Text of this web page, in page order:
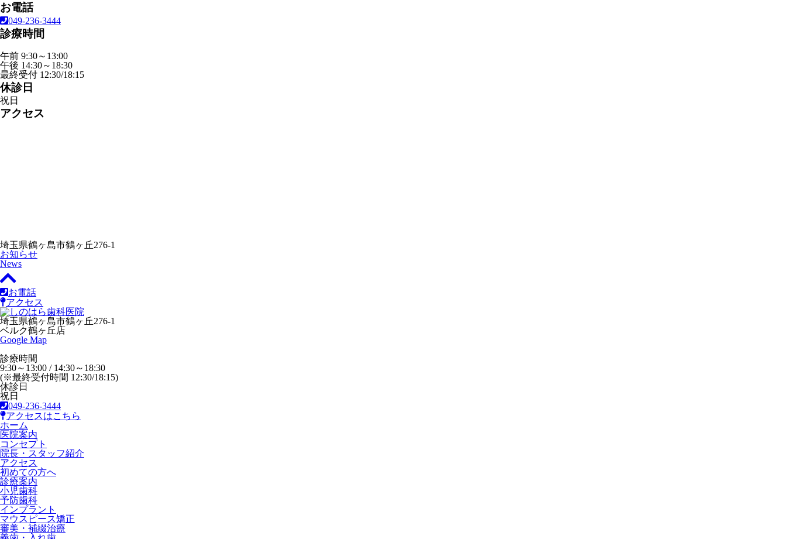
お電話
049-236-3444
診療時間
午前 9:30～13:00
午後 14:30～18:30
最終受付 12:30/18:15
休診日
祝日
アクセス
埼玉県鶴ヶ島市鶴ヶ丘276-1
お知らせ
News
お電話
アクセス
埼玉県鶴ヶ島市鶴ヶ丘276-1
ベルク鶴ヶ丘店
Google Map
診療時間
9:30～13:00 / 14:30～18:30
(※最終受付時間 12:30/18:15)
休診日
祝日
049-236-3444
アクセスはこちら
ホーム
医院案内
コンセプト
院長・スタッフ紹介
アクセス
初めての方へ
診療案内
小児歯科
予防歯科
インプラント
マウスピース矯正
審美・補綴治療